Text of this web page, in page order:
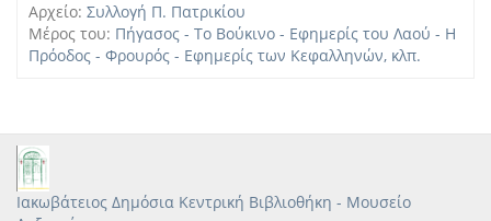
Αρχείο: Συλλογή Π. Πατρικίου
Μέρος του: Πήγασος - Το Βούκινο - Εφημερίς του Λαού - Η
Πρόοδος - Φρουρός - Εφημερίς των Κεφαλληνών, κλπ.
Ιακωβάτειος Δημόσια Κεντρική Βιβλιοθήκη - Μουσείο